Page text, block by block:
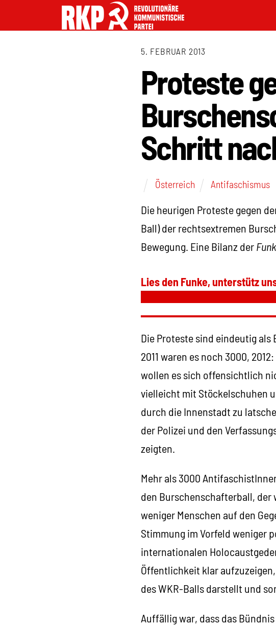
5. FEBRUAR 2013
Proteste
Schritt
Österreich Antifaschismus
Die heurigen Proteste gegen
Ball) der rechtsextremen
Bewegung. Eine Bilanz der
Lies den Funke, unterstütz
Die Proteste sind eindeutig als
2011 waren es noch 3000,
wollen es sich offensichtlich
vielleicht mit Stöckelschuhen
durch die Innenstadt zu
der Polizei und den
zeigten.
Mehr als 3000
den Burschenschafterball, der
weniger Menschen auf den
Stimmung im Vorfeld weniger
internationalen
Öffentlichkeit klar
des WKR-Balls darstellt und
Auffällig war, dass das